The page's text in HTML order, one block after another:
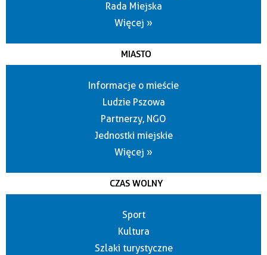
Rada Miejska
Więcej »
MIASTO
Informacje o mieście
Ludzie Pszowa
Partnerzy, NGO
Jednostki miejskie
Więcej »
CZAS WOLNY
Sport
Kultura
Szlaki turystyczne